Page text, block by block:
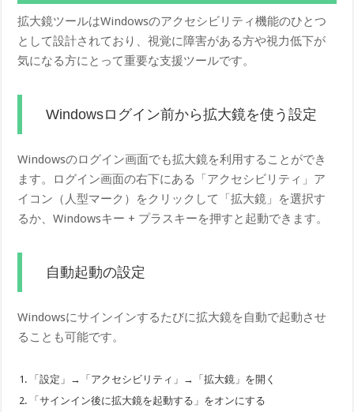
拡大鏡ツールはWindowsのアクセシビリティ機能のひとつ
として設計されており、視覚に障害がある方や視力低下が
気になる方にとって重要な支援ツールです。
Windowsログイン前から拡大鏡を使う設定
Windowsのログイン画面でも拡大鏡を利用することができ
ます。ログイン画面の右下にある「アクセシビリティ」ア
イコン（人型マーク）をクリックして「拡大鏡」を選択す
るか、Windowsキー + プラスキーを押すと起動できます。
自動起動の設定
Windowsにサインインするたびに拡大鏡を自動で起動させ
ることも可能です。
「設定」→「アクセシビリティ」→「拡大鏡」を開く
「サインイン後に拡大鏡を起動する」をオンにする